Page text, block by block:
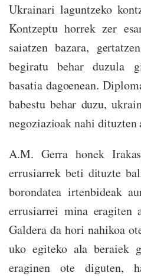
Ukrainari laguntzeko
Kontzeptu horrek zer
saiatzen bazara,
begiratu behar duzula
basatia dagoenean.
babestu behar duzu,
negoziazioak nahi dituzten
A.M. Gerra honek
errusiarrek beti dituzte
borondatea irtenbideak
errusiarrei mina eragiten
Galdera da hori nahikoa
uko egiteko ala beraiek
eraginen ote diguten,